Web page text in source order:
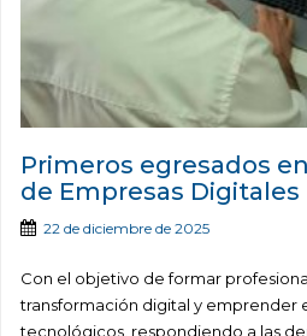
Primeros egresados
de Empresas Digitales
22 de diciembre de 2025
Con el objetivo de formar
transformación digital y emprender
tecnológicos, respondiendo a las